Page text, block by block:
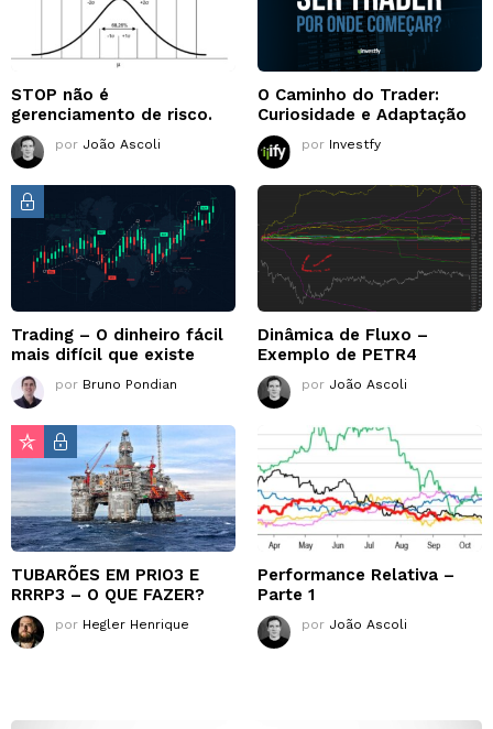
STOP não é
gerenciamento de risco.
por João Ascoli
O Caminho do Trader:
Curiosidade e Adaptação
por Investfy
Trading – O dinheiro fácil
mais difícil que existe
por Bruno Pondian
Dinâmica de Fluxo –
Exemplo de PETR4
por João Ascoli
TUBARÕES EM PRIO3 E
RRRP3 – O QUE FAZER?
por Hegler Henrique
Performance Relativa –
Parte 1
por João Ascoli